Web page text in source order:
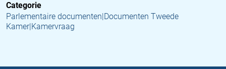
Categorie
Parlementaire documenten|Documenten Tweede
Kamer|Kamervraag